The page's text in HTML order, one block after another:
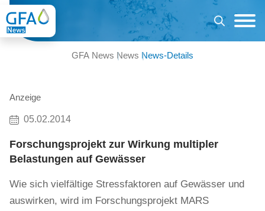
GFA News News News-Details
Anzeige
05.02.2014
Forschungsprojekt zur Wirkung multipler
Belastungen auf Gewässer
Wie sich vielfältige Stressfaktoren auf Gewässer und
auswirken, wird im Forschungsprojekt MARS